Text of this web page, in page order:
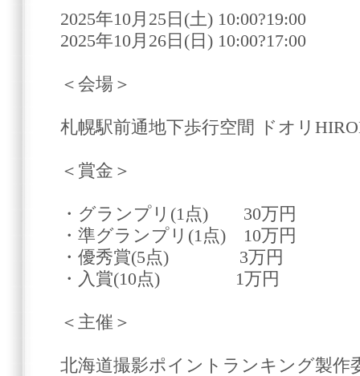
2025年10月25日(土) 10:00?19:00
2025年10月26日(日) 10:00?17:00
＜会場＞
札幌駅前通地下歩行空間 ドオリ
＜賞金＞
・グランプリ(1点) 30万円
・準グランプリ(1点) 10万円
・優秀賞(5点) 3万円
・入賞(10点) 1万円
＜主催＞
北海道撮影ポイントランキング製作